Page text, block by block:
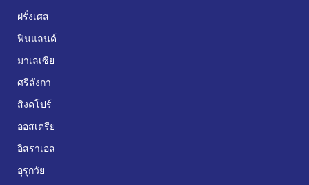
ฝรั่งเศส
ฟินแลนด์
มาเลเซีย
ศรีลังกา
สิงคโปร์
ออสเตรีย
อิสราเอล
อุรุกวัย